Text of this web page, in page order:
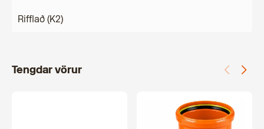
Rifflað (K2)
Tengdar vörur